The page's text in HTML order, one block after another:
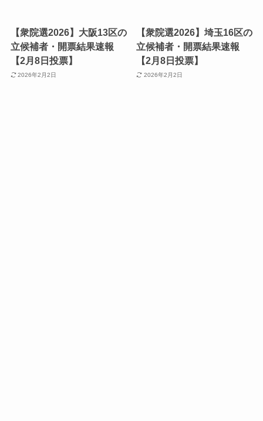
【衆院選2026】大阪13区の
立候補者・開票結果速報
【2月8日投票】
2026年2月2日
【衆院選2026】埼玉16区の
立候補者・開票結果速報
【2月8日投票】
2026年2月2日